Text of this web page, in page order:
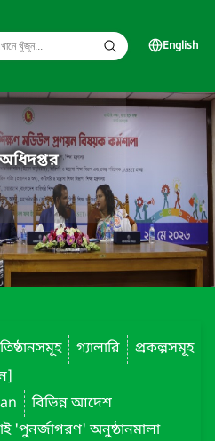
English
গ্যালারি
প্রকল্পসমূহ
বিভিন্ন আদেশ
'পুনর্জাগরণ' অনুষ্ঠানমালা